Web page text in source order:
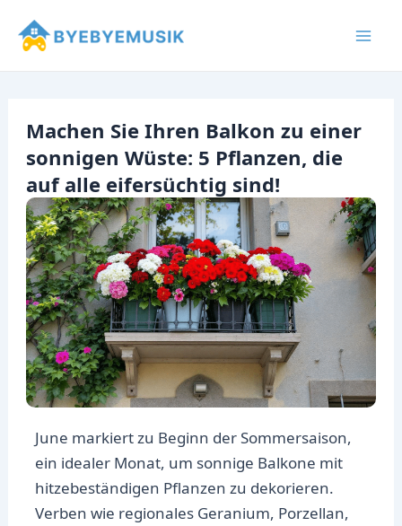
Inhalt
Machen Sie Ihren Balkon zu einer
sonnigen Wüste: 5 Pflanzen, die
auf alle eifersüchtig sind!
June markiert zu Beginn der Sommersaison,
ein idealer Monat, um sonnige Balkone mit
hitzebeständigen Pflanzen zu dekorieren.
Verben wie regionales Geranium, Porzellan,